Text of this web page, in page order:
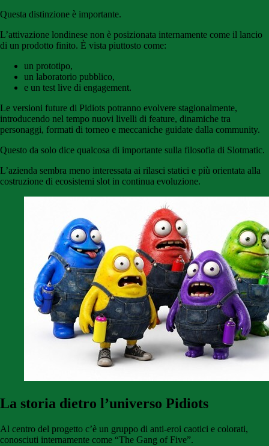
Questa distinzione è importante.
L’attivazione londinese non è posizionata internamente come il lancio
di un prodotto finito. È vista piuttosto come:
un prototipo,
un laboratorio pubblico,
e un test live di engagement.
Le versioni future di Pidiots potranno evolvere stagionalmente,
introducendo nel tempo nuovi livelli di feature, dinamiche tra
personaggi, formati di torneo e meccaniche guidate dalla community.
Questo da solo dice qualcosa di importante sulla filosofia di Slotmatic.
L’azienda sembra meno interessata ai rilasci statici e più orientata alla
costruzione di ecosistemi slot in continua evoluzione.
La storia dietro l’universo Pidiots
Al centro del progetto c’è un gruppo di anti-eroi caotici e colorati,
conosciuti internamente come “The Gang of Five”.